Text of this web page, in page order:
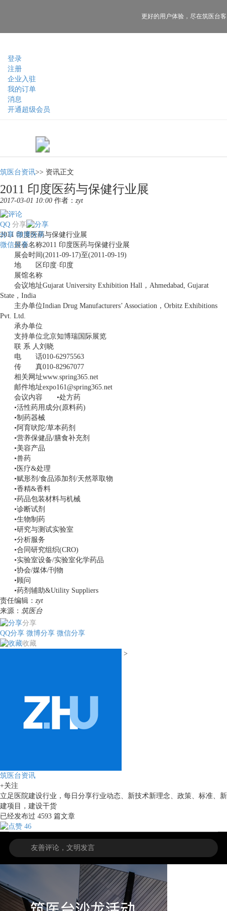
登录
注册
企业入驻
我的订单
消息
开通超级会员
更好的用户体验， 尽在筑医台
筑医台资讯>> 资讯正文
2011 印度医药与保健行业展
2017-03-01 10:00 作者： zyt
分享
QQ
分享 微博分享
微信分享
2011 印度医药与保健行业展
展会名称2011 印度医药与保健行业展
展会时间(2011-09-17)至(2011-09-19)
地 区印度·印度
展馆名称
会议地址Gujarat University Exhibition Hall，Ahmedabad, Gujarat
State，India
主办单位Indian Drug Manufacturers’ Association，Orbitz Exhibitions
Pvt. Ltd.
承办单位
支持单位北京知博瑞国际展览
联 系 人刘晓
电 话010-62975563
传 真010-82967077
相关网址www.spring365.net
邮件地址expo161@spring365.net
会议内容 •处方药
•活性药用成分(原料药)
•制药器械
•阿育吠陀/草本药剂
•营养保健品/‎膳食补充剂
•美容产品
•兽药
•医疗&处理
•赋形剂/食品添加剂/天然萃取物
•香精&香料
•药品包装材料与机械
•诊断试剂
•生物制药
•研究与测试实验室
•分析服务
•合同研究组织(CRO)
•实验室设备/实验室化学药品
•协会/媒体/刊物
•顾问
•药剂辅助&Utility Suppliers
责任编辑： zyt
来源： 筑医台
分享
QQ分享 微博分享 微信分享
收藏
>
筑医台资讯
+关注
立足医院建设行业，每日分享行业动态、新技术新理念、政策、标准、新
建项目，建设干货
已经发布过 4593 篇文章
46